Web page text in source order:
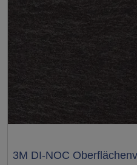
Test
3M DI-NOC